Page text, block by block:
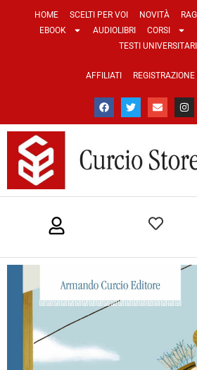
HOME SCELTI PER VOI NOVITÀ
EBOOK
AUDIOLIBRI CORSI
TESTI UNIVERSITARI
AFFILIATI REGISTRAZIONE